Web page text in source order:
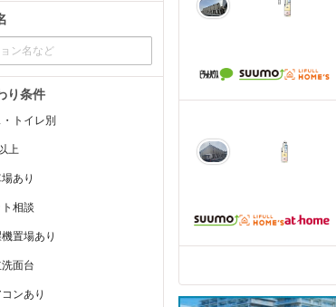
り条件
トイレ別
上
あり
相談
置場あり
面台
ンあり